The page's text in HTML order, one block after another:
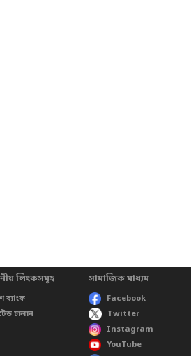
লিংকসমূহ
ব্যাংক
চালান
সামাজিক মাধ্যম
Facebook
Twitter
Instagram
YouTube